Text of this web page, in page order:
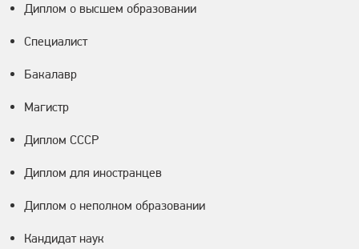
Диплом о высшем образовании
Специалист
Бакалавр
Магистр
Диплом СССР
Диплом для иностранцев
Диплом о неполном образовании
Кандидат наук